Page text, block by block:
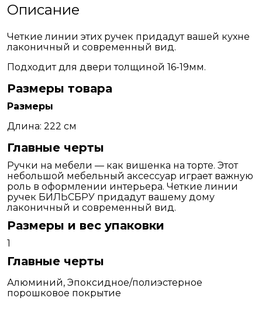
Описание
Четкие линии этих ручек придадут вашей кухне
лаконичный и современный вид.
Подходит для двери толщиной 16-19мм.
Размеры товара
Размеры
Длина: 222 см
Главные черты
Ручки на мебели — как вишенка на торте. Этот
небольшой мебельный аксессуар играет важную
роль в оформлении интерьера. Четкие линии
ручек БИЛЬСБРУ придадут вашему дому
лаконичный и современный вид.
Размеры и вес упаковки
1
Главные черты
Алюминий, Эпоксидное/полиэстерное
порошковое покрытие